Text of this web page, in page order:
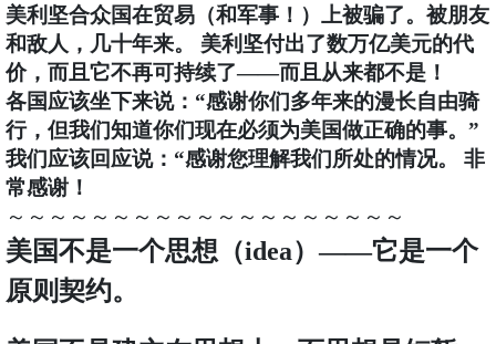
美利坚合众国在贸易（和军事！）上被骗了。被朋友
和敌人，几十年来。 美利坚付出了数万亿美元的代
价，而且它不再可持续了——而且从来都不是！
各国应该坐下来说：“感谢你们多年来的漫长自由骑
行，但我们知道你们现在必须为美国做正确的事。”
我们应该回应说：“感谢您理解我们所处的情况。 非
常感谢！
～～～～～～～～～～～～～～～～～～～
美国不是一个思想（idea）——它是一个
原则契约。